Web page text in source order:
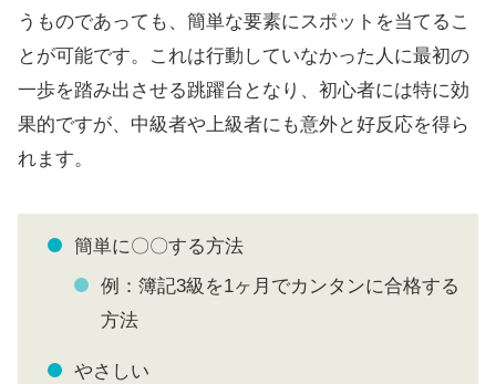
うものであっても、簡単な要素にスポットを当てるこ
とが可能です。これは行動していなかった人に最初の
一歩を踏み出させる跳躍台となり、初心者には特に効
果的ですが、中級者や上級者にも意外と好反応を得ら
れます。
簡単に〇〇する方法
例：簿記3級を1ヶ月でカンタンに合格する
方法
やさしい